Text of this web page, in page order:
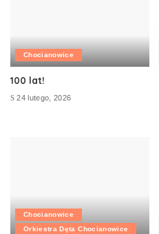
Chocianowice
100 lat!
24 lutego, 2026
Chocianowice
Orkiestra Dęta Chocianowice